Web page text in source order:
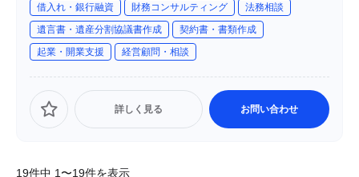
化を目指して活動しています。
借入れ・銀行融資 財務コンサルティング
法務相談
遺言書・遺産分割協議書作成
契約書・書類作成
起業・開業支援
経営顧問・相談
詳しく見る お問い合わせ
19件中 1〜19件を表示